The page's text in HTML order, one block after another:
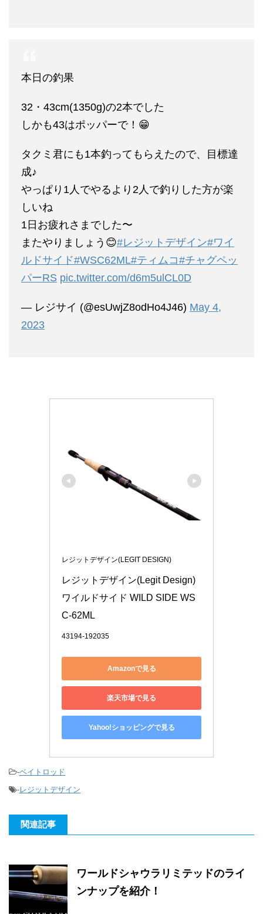
本日の釣果
32・43cm(1350g)の2本でした
しかも43はポッパーで！😁
タクミ君にも1本釣ってもらえたので、目標達
成♪
やっぱり1人でやるより2人で釣りした方が楽
しいね
1日お疲れさまでした〜
またやりましょう😊#レジットデザイン#ワイ
ルドサイド#WSC62ML#ティムコ#チャグペッ
パーRS pic.twitter.com/d6m5ulCL0D
— レジサイ (@esUwjZ8odHo4J46) May 4,
2023
レジットデザイン(LEGIT DESIGN)
レジットデザイン(Legit Design)
ワイルドサイド WILD SIDE WS
C-62ML
43194-192035
Amazonで見る
楽天市場で見る
Yahoo!ショッピングで見る
-ベイトロッド
-レジットデザイン
関連記事
ワールドシャウラリミテッドのライ
ンナップを紹介！